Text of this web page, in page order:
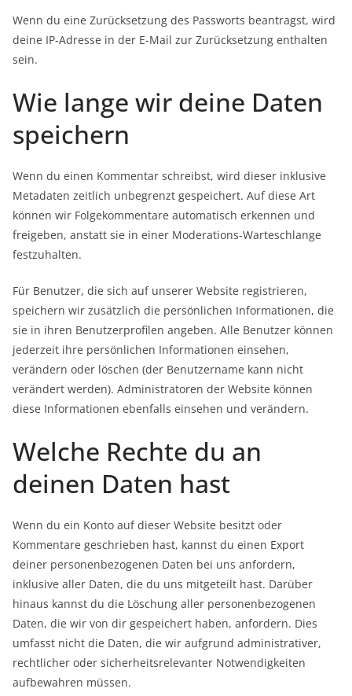
Wenn du eine Zurücksetzung des Passworts beantragst, wird
deine IP-Adresse in der E-Mail zur Zurücksetzung enthalten
sein.
Wie lange wir deine Daten
speichern
Wenn du einen Kommentar schreibst, wird dieser inklusive
Metadaten zeitlich unbegrenzt gespeichert. Auf diese Art
können wir Folgekommentare automatisch erkennen und
freigeben, anstatt sie in einer Moderations-Warteschlange
festzuhalten.
Für Benutzer, die sich auf unserer Website registrieren,
speichern wir zusätzlich die persönlichen Informationen, die
sie in ihren Benutzerprofilen angeben. Alle Benutzer können
jederzeit ihre persönlichen Informationen einsehen,
verändern oder löschen (der Benutzername kann nicht
verändert werden). Administratoren der Website können
diese Informationen ebenfalls einsehen und verändern.
Welche Rechte du an
deinen Daten hast
Wenn du ein Konto auf dieser Website besitzt oder
Kommentare geschrieben hast, kannst du einen Export
deiner personenbezogenen Daten bei uns anfordern,
inklusive aller Daten, die du uns mitgeteilt hast. Darüber
hinaus kannst du die Löschung aller personenbezogenen
Daten, die wir von dir gespeichert haben, anfordern. Dies
umfasst nicht die Daten, die wir aufgrund administrativer,
rechtlicher oder sicherheitsrelevanter Notwendigkeiten
aufbewahren müssen.